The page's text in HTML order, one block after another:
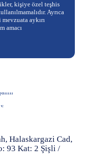
kişiye özel teşhis
Ayrıca
aykırı
amacı
Halaskargazi Cad,
93 Kat: 2 Şişli /